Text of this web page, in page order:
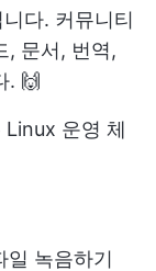
다. 커뮤니티
, 문서, 번역,
. 🙌
운영 체
일 녹음하기